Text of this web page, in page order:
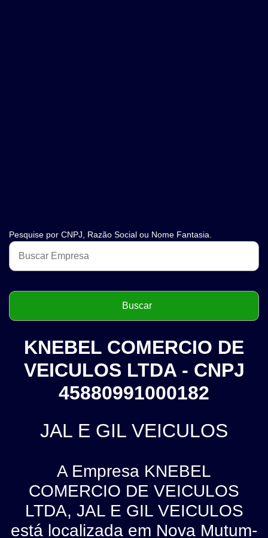
Pesquise por CNPJ, Razão Social ou Nome Fantasia.
KNEBEL COMERCIO DE
VEICULOS LTDA - CNPJ
45880991000182
JAL E GIL VEICULOS
A Empresa KNEBEL
COMERCIO DE VEICULOS
LTDA, JAL E GIL VEICULOS
está localizada em Nova Mutum-